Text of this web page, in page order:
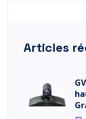
Articles